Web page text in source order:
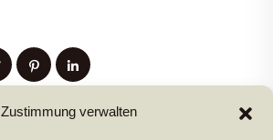
Zustimmung verwalten